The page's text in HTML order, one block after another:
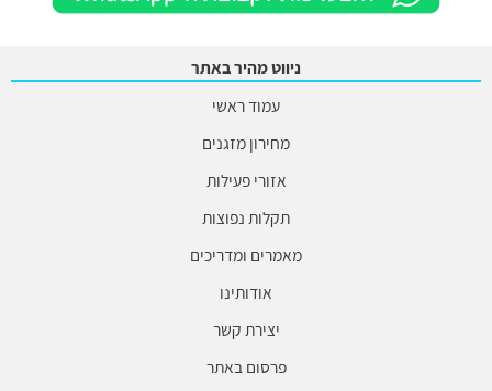
ניווט מהיר באתר
עמוד ראשי
מחירון מזגנים
אזורי פעילות
תקלות נפוצות
מאמרים ומדריכים
אודותינו
יצירת קשר
פרסום באתר